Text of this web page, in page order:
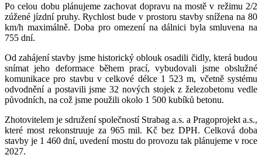
Po celou dobu plánujeme zachovat dopravu na mostě v režimu 2/2
zúžené jízdní pruhy. Rychlost bude v prostoru stavby snížena na 80
km/h maximálně. Doba pro omezení na dálnici byla smluvena na
755 dní.
Od zahájení stavby jsme historický oblouk osadili čidly, která budou
snímat jeho deformace během prací, vybudovali jsme obslužné
komunikace pro stavbu v celkové délce 1 523 m, včetně systému
odvodnění a postavili jsme 32 nových stojek z železobetonu vedle
původních, na což jsme použili okolo 1 500 kubíků betonu.
Zhotovitelem je sdružení společností Strabag a.s. a Pragoprojekt a.s.,
které most rekonstruuje za 965 mil. Kč bez DPH. Celková doba
stavby je 1 460 dní, uvedení mostu do provozu tak plánujeme v roce
2027.